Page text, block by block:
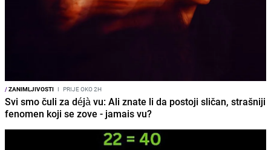
/ZANIMLJIVOSTI I PRIJE OKO 2H
Svi smo čuli za déjà vu: Ali znate li da postoji sličan, strašniji
fenomen koji se zove - jamais vu?